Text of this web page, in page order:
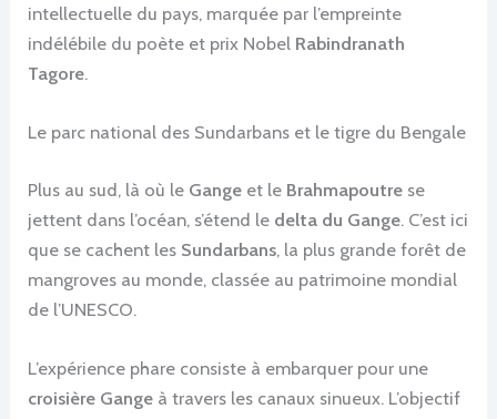
intellectuelle du pays, marquée par l’empreinte
indélébile du poète et prix Nobel Rabindranath
Tagore.
Le parc national des Sundarbans et le tigre du Bengale
Plus au sud, là où le Gange et le Brahmapoutre se
jettent dans l’océan, s’étend le delta du Gange. C’est ici
que se cachent les Sundarbans, la plus grande forêt de
mangroves au monde, classée au patrimoine mondial
de l’UNESCO.
L’expérience phare consiste à embarquer pour une
croisière Gange à travers les canaux sinueux. L’objectif